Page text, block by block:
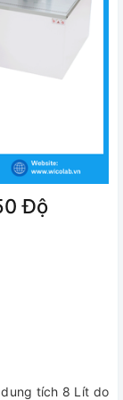
Độ
dung tích 8 Lít do